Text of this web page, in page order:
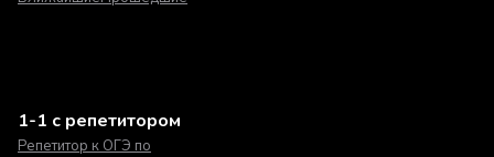
1-1 с репетитором
Репетитор к ОГЭ по